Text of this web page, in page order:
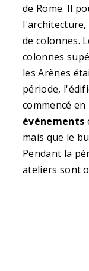
de Rome. Il
de colonnes.
colonnes
les Arènes
période,
commencé
événements
mais que le
Pendant la
ateliers sont